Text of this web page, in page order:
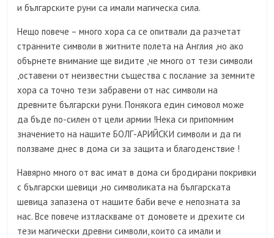
и българските руни са имали магическа сила.
Нещо повече – много хора са се опитвали да разчетат
странните символи в житните полета на Англия ,но ако
обърнете внимание ще видите ,че много от тези символи
,оставени от неизвестни същества с послание за земните
хора са точно тези забравени от нас символи на
древните български руни. Понякога един симовол може
да бъде по-силен от цели армии !Нека си припомним
значението на нашите БОЛГ-АРИЙСКИ символи и да ги
ползваме днес в дома си за защита и благоденствие !
Навярно много от вас имат в дома си бродирани покривки
с български шевици ,но символиката на българската
шевица запазена от нашите баби вече е непозната за
нас. Все повече изтласкваме от домовете и дрехите си
тези магически древни символи, които са имали и